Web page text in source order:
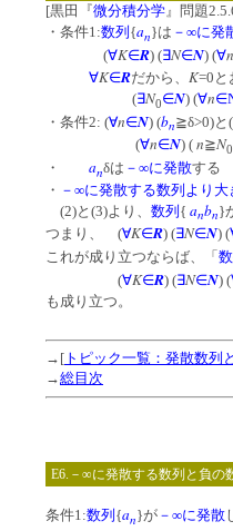
[黒田『微分積分学 』問題
・条件1:数列 {an}は －∞に発
(∀K∈R) (∃N∈N) (∀n
∀K∈Rだから、 K=0と
(∃N0∈N) (∀n∈
・条件2: (∀n∈N) (bn≧δ>0)と
(∀n∈N) ( n≧N0
・ anδは －∞に発散す
・ －∞に発散する数列より
(2)と(3)より、 数列 { anbn}
つまり、 (∀K∈R) (∃N∈N) (
これが成り立つならば、「
(∀K∈R) (∃N∈N) (
も成り立つ。
→[ トピック一覧：発散数列
→総目次
E6.－∞に発散する数列と負の
条件1:数列 {an}が －∞に発散